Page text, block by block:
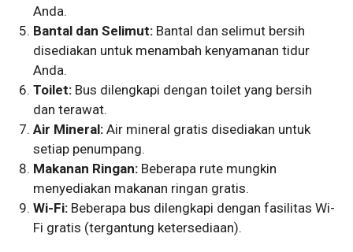
Anda.
Bantal dan Selimut: Bantal dan selimut bersih
disediakan untuk menambah kenyamanan tidur
Anda.
Toilet: Bus dilengkapi dengan toilet yang bersih
dan terawat.
Air Mineral: Air mineral gratis disediakan untuk
setiap penumpang.
Makanan Ringan: Beberapa rute mungkin
menyediakan makanan ringan gratis.
Wi-Fi: Beberapa bus dilengkapi dengan fasilitas Wi-
Fi gratis (tergantung ketersediaan).